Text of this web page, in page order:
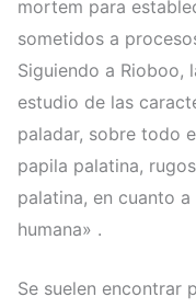
mortem para
sometidos a
Siguiendo a Rioboo,
estudio de las
paladar, sobre todo
papila palatina,
palatina, en cuanto
humana» .
Se suelen encontrar